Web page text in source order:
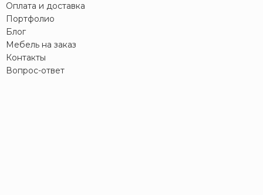
Оплата и доставка
Портфолио
Блог
Мебель на заказ
Контакты
Вопрос-ответ